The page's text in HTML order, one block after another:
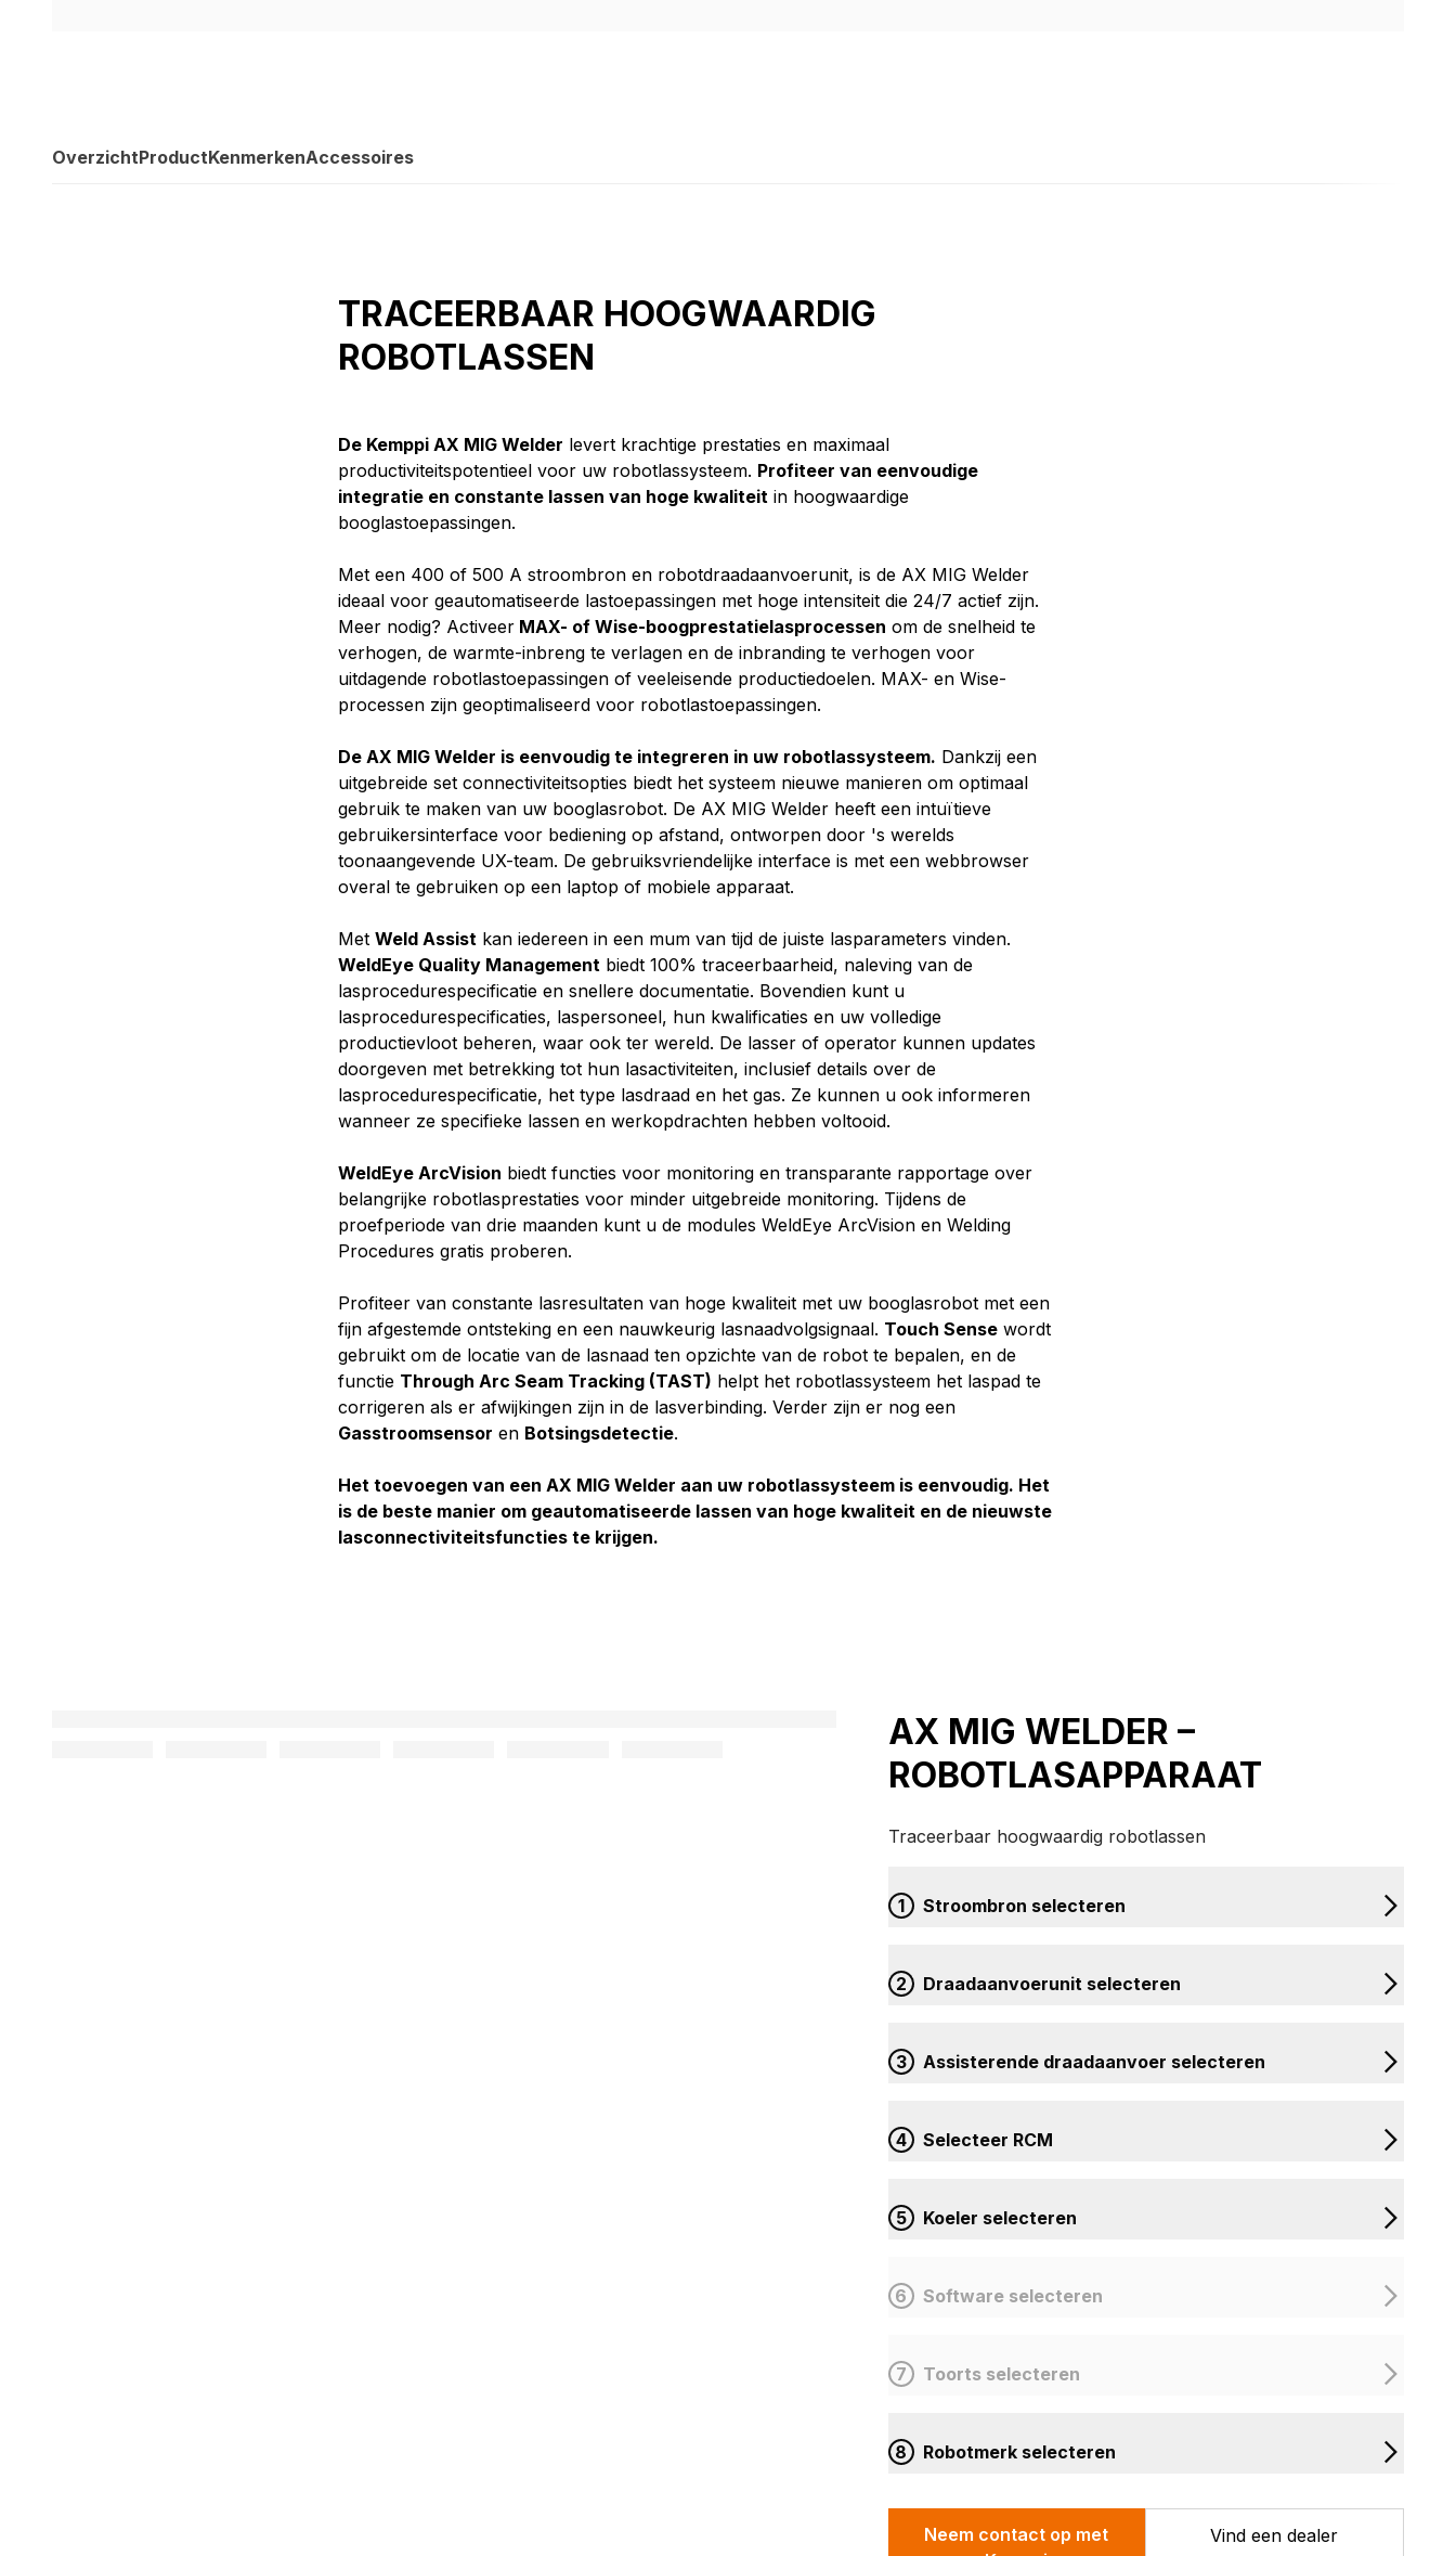
OverzichtProductKenmerkenAccessoires
TRACEERBAAR HOOGWAARDIG
ROBOTLASSEN
De Kemppi AX MIG Welder levert krachtige prestaties en maximaal
productiviteitspotentieel voor uw robotlassysteem. Profiteer van eenvoudige
integratie en constante lassen van hoge kwaliteit in hoogwaardige
booglastoepassingen.
Met een 400 of 500 A stroombron en robotdraadaanvoerunit, is de AX MIG Welder
ideaal voor geautomatiseerde lastoepassingen met hoge intensiteit die 24/7 actief zijn.
Meer nodig? Activeer MAX- of Wise-boogprestatielasprocessen om de snelheid te
verhogen, de warmte-inbreng te verlagen en de inbranding te verhogen voor
uitdagende robotlastoepassingen of veeleisende productiedoelen. MAX- en Wise-
processen zijn geoptimaliseerd voor robotlastoepassingen.
De AX MIG Welder is eenvoudig te integreren in uw robotlassysteem. Dankzij een
uitgebreide set connectiviteitsopties biedt het systeem nieuwe manieren om optimaal
gebruik te maken van uw booglasrobot. De AX MIG Welder heeft een intuïtieve
gebruikersinterface voor bediening op afstand, ontworpen door 's werelds
toonaangevende UX-team. De gebruiksvriendelijke interface is met een webbrowser
overal te gebruiken op een laptop of mobiele apparaat.
Met Weld Assist kan iedereen in een mum van tijd de juiste lasparameters vinden.
WeldEye Quality Management biedt 100% traceerbaarheid, naleving van de
lasprocedurespecificatie en snellere documentatie. Bovendien kunt u
lasprocedurespecificaties, laspersoneel, hun kwalificaties en uw volledige
productievloot beheren, waar ook ter wereld. De lasser of operator kunnen updates
doorgeven met betrekking tot hun lasactiviteiten, inclusief details over de
lasprocedurespecificatie, het type lasdraad en het gas. Ze kunnen u ook informeren
wanneer ze specifieke lassen en werkopdrachten hebben voltooid.
WeldEye ArcVision biedt functies voor monitoring en transparante rapportage over
belangrijke robotlasprestaties voor minder uitgebreide monitoring. Tijdens de
proefperiode van drie maanden kunt u de modules WeldEye ArcVision en Welding
Procedures gratis proberen.
Profiteer van constante lasresultaten van hoge kwaliteit met uw booglasrobot met een
fijn afgestemde ontsteking en een nauwkeurig lasnaadvolgsignaal. Touch Sense wordt
gebruikt om de locatie van de lasnaad ten opzichte van de robot te bepalen, en de
functie Through Arc Seam Tracking (TAST) helpt het robotlassysteem het laspad te
corrigeren als er afwijkingen zijn in de lasverbinding. Verder zijn er nog een
Gasstroomsensor en Botsingsdetectie.
Het toevoegen van een AX MIG Welder aan uw robotlassysteem is eenvoudig. Het
is de beste manier om geautomatiseerde lassen van hoge kwaliteit en de nieuwste
lasconnectiviteitsfuncties te krijgen.
AX MIG WELDER –
ROBOTLASAPPARAAT
Traceerbaar hoogwaardig robotlassen
1 Stroombron selecteren
2 Draadaanvoerunit selecteren
3 Assisterende draadaanvoer selecteren
4 Selecteer RCM
5 Koeler selecteren
6 Software selecteren
7 Toorts selecteren
8 Robotmerk selecteren
Neem contact op met
Vind een dealer